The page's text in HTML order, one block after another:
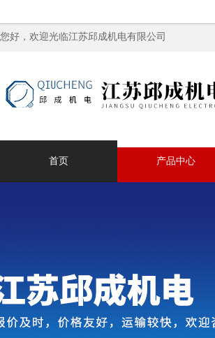
您好，欢迎光临江苏邱成机电有限公司
首页 产品中心